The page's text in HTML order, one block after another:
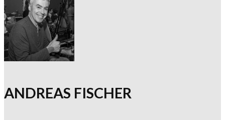
ANDREAS FISCHER